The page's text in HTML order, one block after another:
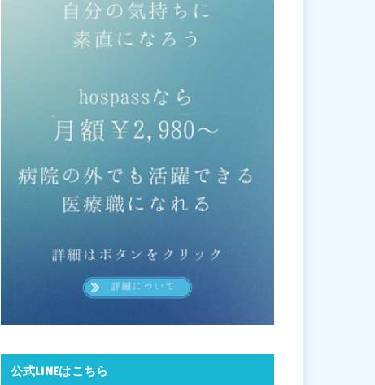
公式LINEはこちら